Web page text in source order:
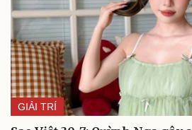
GIẢI TRÍ